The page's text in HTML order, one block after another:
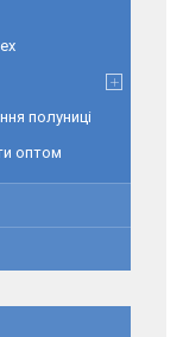
полуниці
оптом